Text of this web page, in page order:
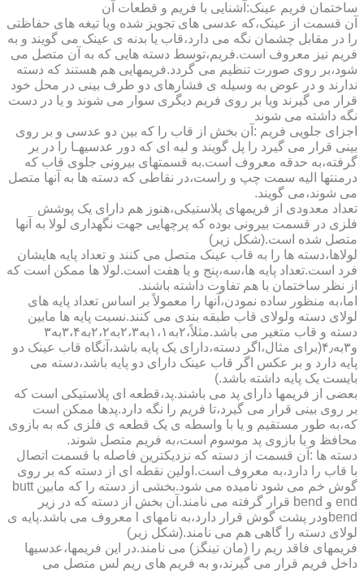
ساختمان فریم عینک:آشنایی با فریم و قطعات آن
آن قسمت از عینک،که عدسی های تجویز شده ویا تیغه های حفاظتی
را در مقابل چشمان نگه می دارد،قاب یا بدنه ی عینک می گویند و به
فریم نیز معروف است.فریم،توسط دسته هایی که به آن متصل می
شود،بر روی صورت تنظیم می گردد.فریمهایی هم هستند که دسته
ندارند و در عوض به وسیله ی فشارهای دو طرف بینی در محل خود
قرار می گیرند ویا بر روی فریم دیگری سوار می شوند و یا در دست
نگه داشته می شوند
اجزای جلویی فریم :آن بخش از قاب را که بین دو عدسی و بر روی
بینی قرار می گیرد را پل گویند و لبه ای که دور عدسیهـا را در بر
گرفته،به حدقه معروف است.به قسمتهای بیرونی جلوی قاب که
درمنتها الیه سمت چپ و راست،در نقاطی که دسته ها به آنها متصل
می شوند،می گویند.
تعداد معدودی از فریمهای پلاستیکی،هنوز هم دارای یک پوشش
فلزی در قسمت بیرونی بوده که پرچهایی جهت نگهداری لولا به آنها
متصل شده است.(شکل زیر)
لولاها،دسته ها را به قاب عینک متصل می کنند و تعداد پایه هایشان
فرد است.تعداد پایه ها،سه،پنج و یا هفت است.لولا ها ممکن است که
از نظر ساختمان با هم تفاوت داشته باشند.
اما،به منظور ساده نمودن،آنها را معمولاً بر اساس تعداد پایه های
لولای دسته ولولای قاب طبقه بندی می کنند.نسبت پایه ها مابین
دسته و قاب متغیر می باشد.مثلاً،۲به۱،۱به۲،۳به۲،۲به۳،۴به۳
و۳به۴٫(برای مثال،اگر دسته،دارای یک پایه باشد،آنگاه قاب عینک دو
پایه دارد و بر عکس اگر قاب عینک دارای دو پایه باشد،دسته می
بایست یک پایه داشته باشد.)
بعضی از فریمها دارای پد می باشند.پد،قطعه ای پلاستیکی است که
بر روی بینی قرار می گیرد،تا فریم را نگه دارد.پدها ممکن است
که،به طور مستقیم و یا با واسطه ی یک قطعه ی فلزی که به بازوی
محافظ و یا بازوی پد موسوم است،به فریم متصل شوند.
دسته ها :آن قسمت از دسته که نزدیکترین فاصله با قسمت اتصال
با قاب را دارد،به معروف است.اولین نقطه ای از دسته که بر روی
گوش خم می شود نامیده می شود.بخشی از دسته را که مابین butt
end و bend قرار گرفته می نامند.آن بخش از دسته که در زیر
bendودر پشت گوش قرار دارد،به نامهای l معروف می باشد.پایه ی
لولای دسته را گاهی هم می نامند.(شکل زیر)
فریمهای فاقد ریم را (مان تینگز) می نامند.در این فریمها،عدسیها
داخل فریم قرار می گیرند،و به فریم های ریم لس متصل می